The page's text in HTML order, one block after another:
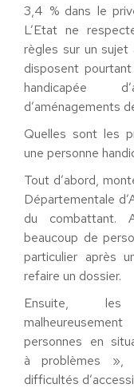
3,4 % dans le
L’Etat ne
règles sur un sujet
disposent pourtant
handicapée
d’aménagements
Quelles sont les
une personne
Tout d’abord,
Départementale
du combattant.
beaucoup de
particulier après
refaire un dossier.
Ensuite, les
personnes en
à problèmes »,
difficultés